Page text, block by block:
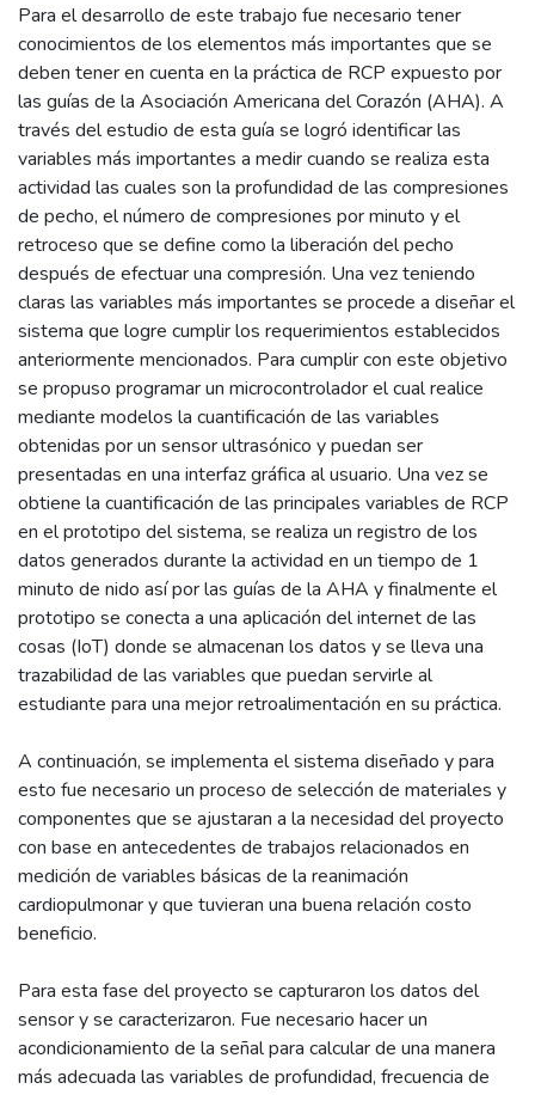
Para el desarrollo de este trabajo fue necesario tener
conocimientos de los elementos más importantes que se
deben tener en cuenta en la práctica de RCP expuesto por
las guías de la Asociación Americana del Corazón (AHA). A
través del estudio de esta guía se logró identificar las
variables más importantes a medir cuando se realiza esta
actividad las cuales son la profundidad de las compresiones
de pecho, el número de compresiones por minuto y el
retroceso que se define como la liberación del pecho
después de efectuar una compresión. Una vez teniendo
claras las variables más importantes se procede a diseñar el
sistema que logre cumplir los requerimientos establecidos
anteriormente mencionados. Para cumplir con este objetivo
se propuso programar un microcontrolador el cual realice
mediante modelos la cuantificación de las variables
obtenidas por un sensor ultrasónico y puedan ser
presentadas en una interfaz gráfica al usuario. Una vez se
obtiene la cuantificación de las principales variables de RCP
en el prototipo del sistema, se realiza un registro de los
datos generados durante la actividad en un tiempo de 1
minuto de nido así por las guías de la AHA y finalmente el
prototipo se conecta a una aplicación del internet de las
cosas (IoT) donde se almacenan los datos y se lleva una
trazabilidad de las variables que puedan servirle al
estudiante para una mejor retroalimentación en su práctica.
A continuación, se implementa el sistema diseñado y para
esto fue necesario un proceso de selección de materiales y
componentes que se ajustaran a la necesidad del proyecto
con base en antecedentes de trabajos relacionados en
medición de variables básicas de la reanimación
cardiopulmonar y que tuvieran una buena relación costo
beneficio.
Para esta fase del proyecto se capturaron los datos del
sensor y se caracterizaron. Fue necesario hacer un
acondicionamiento de la señal para calcular de una manera
más adecuada las variables de profundidad, frecuencia de